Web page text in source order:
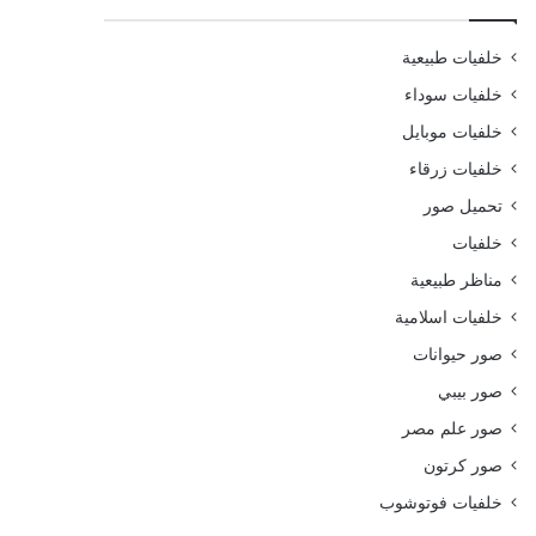
خلفيات طبيعية
خلفيات سوداء
خلفيات موبايل
خلفيات زرقاء
تحميل صور
خلفيات
مناظر طبيعية
خلفيات اسلامية
صور حيوانات
صور بيبي
صور علم مصر
صور كرتون
خلفيات فوتوشوب